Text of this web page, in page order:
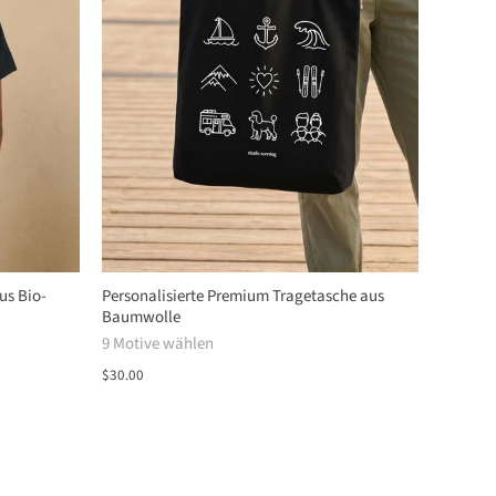
Bio-
Personalisierte Premium Tragetasche aus
Baumwolle
9 Motive wählen
$30.00